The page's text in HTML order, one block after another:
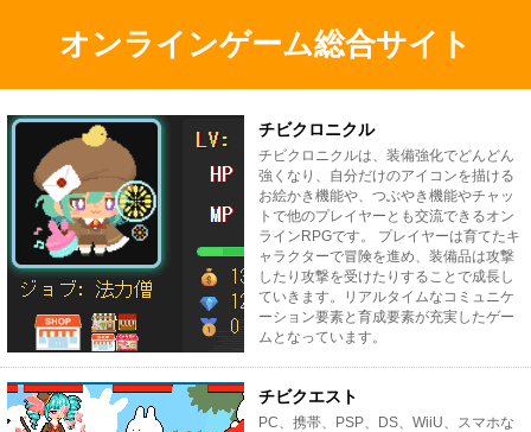
オンラインゲーム総合サイト
チビクロニクル
チビクロニクルは、装備強化でどんどん
強くなり、自分だけのアイコンを描ける
お絵かき機能や、つぶやき機能やチャッ
トで他のプレイヤーとも交流できるオン
ラインRPGです。 プレイヤーは育てたキ
ャラクターで冒険を進め、装備品は攻撃
したり攻撃を受けたりすることで成長し
ていきます。リアルタイムなコミュニケ
ーション要素と育成要素が充実したゲー
ムとなっています。
チビクエスト
PC、携帯、PSP、DS、WiiU、スマホな